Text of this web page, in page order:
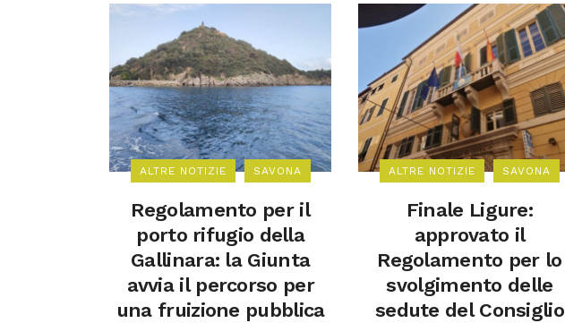
ALTRE NOTIZIE SAVONA
Regolamento per il
porto rifugio della
Gallinara: la Giunta
avvia il percorso per
una fruizione pubblica
ALTRE NOTIZIE SAVONA
Finale Ligure:
approvato il
Regolamento per lo
svolgimento delle
sedute del Consiglio